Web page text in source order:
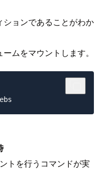
ションであることがわか
ムをマウントします。
トを行うコマンドが実